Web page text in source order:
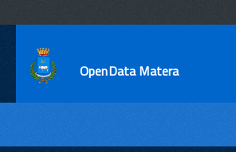
OpenData Matera